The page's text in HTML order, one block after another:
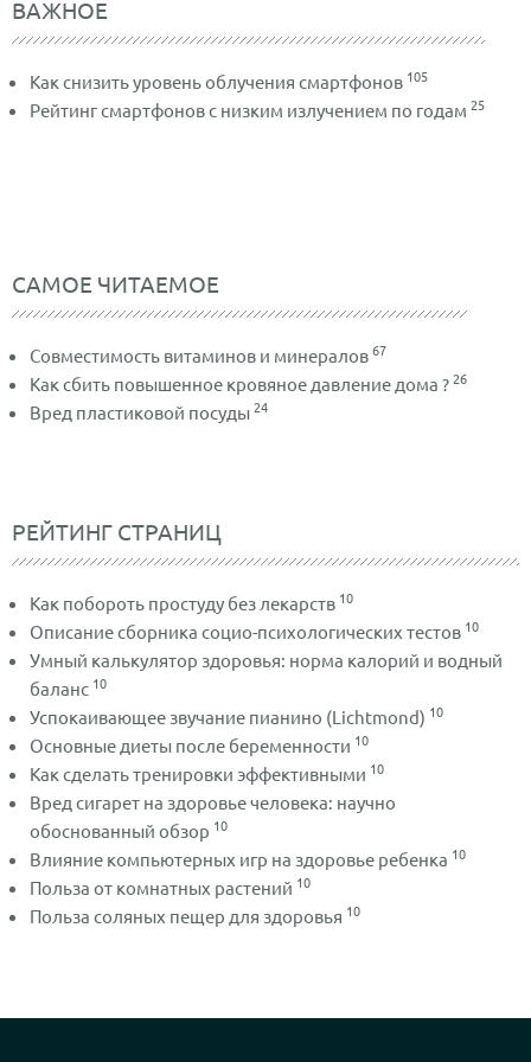
ВАЖНОЕ
Как снизить уровень облучения смартфонов 105
Рейтинг смартфонов с низким излучением по годам 25
САМОЕ ЧИТАЕМОЕ
Совместимость витаминов и минералов67
Как сбить повышенное кровяное давление дома ?26
Вред пластиковой посуды24
РЕЙТИНГ СТРАНИЦ
Как побороть простуду без лекарств 10
Описание сборника социо-психологических тестов 10
Умный калькулятор здоровья: норма калорий и водный
баланс 10
Успокаивающее звучание пианино (Lichtmond) 10
Основные диеты после беременности 10
Как сделать тренировки эффективными 10
Вред сигарет на здоровье человека: научно
обоснованный обзор 10
Влияние компьютерных игр на здоровье ребенка 10
Польза от комнатных растений 10
Польза соляных пещер для здоровья 10